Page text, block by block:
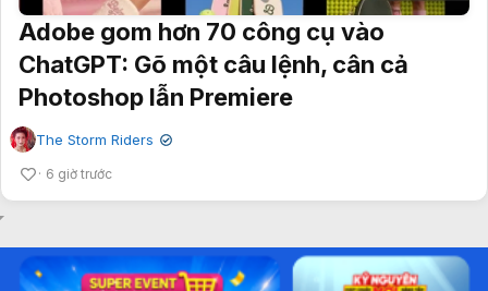
Adobe gom hơn 70 công cụ vào
ChatGPT: Gõ một câu lệnh, cân cả
Photoshop lẫn Premiere
The Storm Riders ✔
6 giờ trước